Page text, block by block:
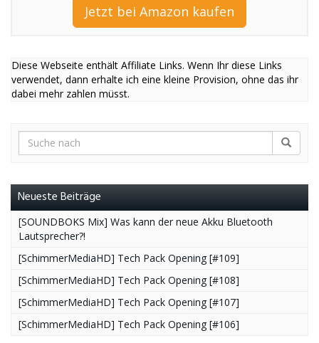
Jetzt bei Amazon kaufen
Diese Webseite enthält Affiliate Links. Wenn Ihr diese Links
verwendet, dann erhalte ich eine kleine Provision, ohne das ihr
dabei mehr zahlen müsst.
Neueste Beiträge
[SOUNDBOKS Mix] Was kann der neue Akku Bluetooth
Lautsprecher?!
[SchimmerMediaHD] Tech Pack Opening [#109]
[SchimmerMediaHD] Tech Pack Opening [#108]
[SchimmerMediaHD] Tech Pack Opening [#107]
[SchimmerMediaHD] Tech Pack Opening [#106]